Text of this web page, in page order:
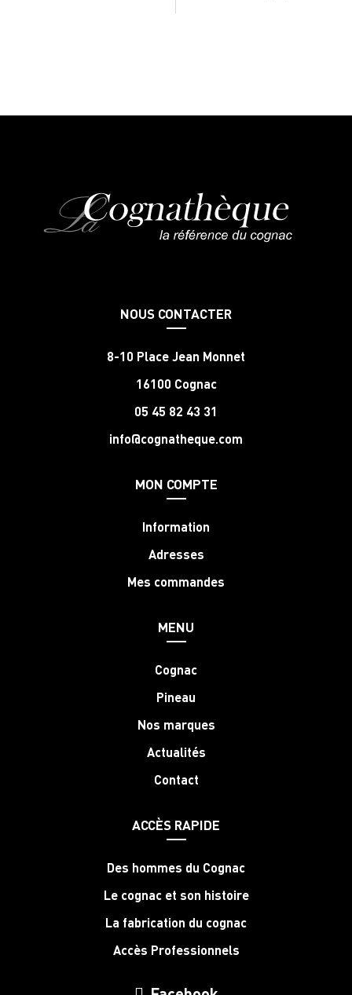
NOUS CONTACTER
8-10 Place Jean Monnet
16100 Cognac
05 45 82 43 31
info@cognatheque.com
MON COMPTE
Information
Adresses
Mes commandes
MENU
Cognac
Pineau
Nos marques
Actualités
Contact
ACCÈS RAPIDE
Des hommes du Cognac
Le cognac et son histoire
La fabrication du cognac
Accès Professionnels